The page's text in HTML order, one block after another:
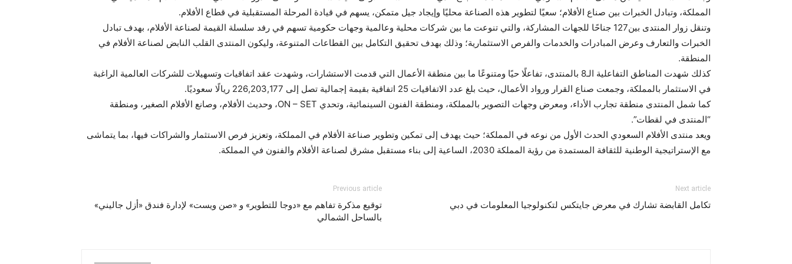
المملكة، وتبادل الخبرات بين صناع الأفلام؛ سعيًا لتطوير هذه الصناعة محليًا وإيجاد جيل متمكن، يسهم في قيادة المرحلة المستقبلية في قطاع الأفلام.
وتنقل زوار المنتدى بين127 جناحًا للجهات المشاركة، والتي تنوعت ما بين شركات محلية وعالمية وجهات حكومية تسهم في رفد سلسلة القيمة لصناعة الأفلام، بهدف تبادل
الخبرات والتعارف وعرض المبادرات والخدمات والفرص الاستثمارية؛ وذلك بهدف تحقيق التكامل بين القطاعات المتنوعة، وليكون المنتدى القلب النابض لصناعة الأفلام في
المنطقة.
كذلك شهدت المناطق التفاعلية الـ8 بالمنتدى، تفاعلًا حيًا ومتنوعًا ما بين منطقة الأعمال التي قدمت الاستشارات، وشهدت عقد اتفاقيات وتسهيلات للشركات العالمية الراغبة
في الاستثمار بالمملكة، وجمعت صناع القرار ورواد الأعمال، حيث بلغ عدد الاتفاقيات 25 اتفاقية بقيمة إجمالية تصل إلى 226,203,177 ريالًا سعوديًا.
كما شمل المنتدى منطقة تجارب الأداء، ومعرض وجهات التصوير بالمملكة، ومنطقة الفنون السينمائية، وتحدي ON – SET، وحديث الأفلام، وصانع الأفلام الصغير، ومنطقة
“المنتدى في لقطات”.
ويعد منتدى الأفلام السعودي الحدث الأول من نوعه في المملكة؛ حيث يهدف إلى تمكين وتطوير صناعة الأفلام في المملكة، وتعزيز فرص الاستثمار والشراكات فيها، بما يتماشى
مع الإستراتيجية الوطنية للثقافة المستمدة من رؤية المملكة 2030، الساعية إلى بناء مستقبل مشرق لصناعة الأفلام والفنون في المملكة.
Previous article
توقيع مذكرة تفاهم مع «دوجا للتطوير» و «صن ويست» لإدارة فندق «أزل جاليني»
بالساحل الشمالي
Next article
تكامل القابضة تشارك في معرض جايتكس لتكنولوجيا المعلومات في دبي